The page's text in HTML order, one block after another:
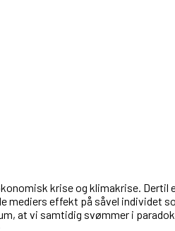
krise og klimakrise. Dertil
effekt på såvel individet
at vi samtidig svømmer i